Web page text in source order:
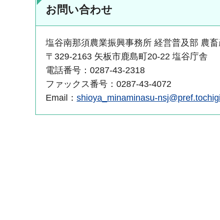
お問い合わせ
塩谷南那須農業振興事務所 経営普及部 農畜
〒329-2163 矢板市鹿島町20-22 塩谷庁舎
電話番号：0287-43-2318
ファックス番号：0287-43-4072
Email： shioya_minaminasu-